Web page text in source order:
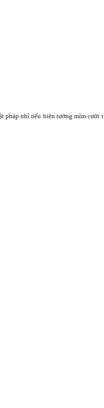
pháp nhỉ nếu hiện tướng mỉm cười